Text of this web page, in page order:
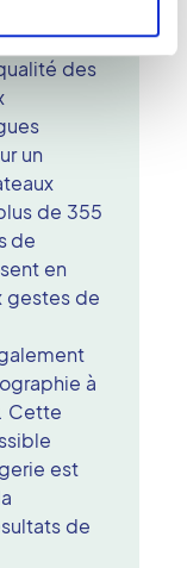
équipes
un accueil
des
un
de 355
de
en
gestes de
à
Cette
est
de